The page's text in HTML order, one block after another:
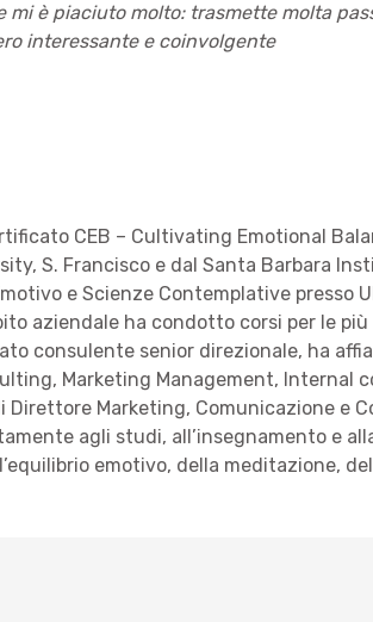
mi è piaciuto molto: trasmette molta
interessante e coinvolgente
CEB – Cultivating Emotional
S. Francisco e dal Santa Barbara
e Scienze Contemplative presso
aziendale ha condotto corsi per le
consulente senior direzionale, ha
Marketing Management, Internal
Direttore Marketing, Comunicazione e
agli studi, all’insegnamento e
emotivo, della meditazione,